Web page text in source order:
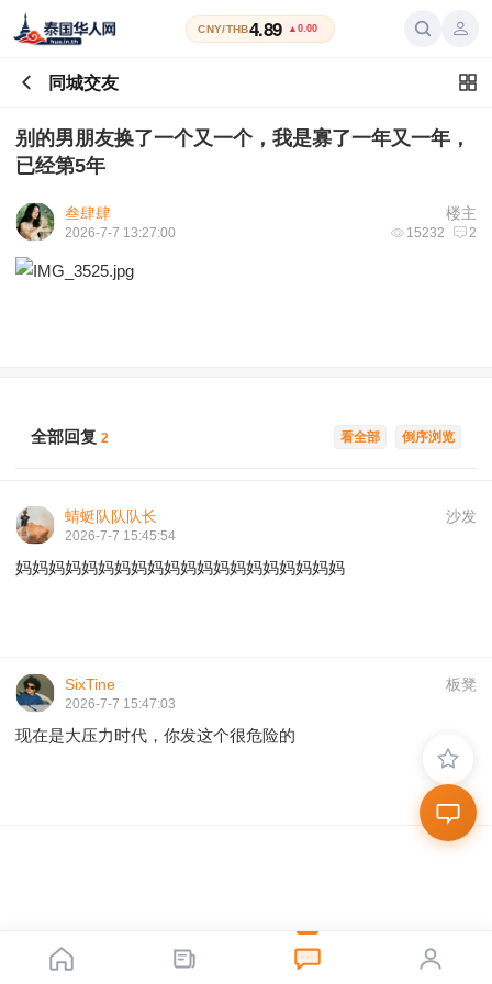
CNY/THB4.89 ▲0.00
同城交友
别的男朋友换了一个又一个，我是寡了一年又一年，
已经第5年
楼主
叁肆肆
15232 2
2026-7-7 13:27:00
倒序浏览
看全部
全部回复 2
沙发
蜻蜓队队队长
2026-7-7 15:45:54
妈妈妈妈妈妈妈妈妈妈妈妈妈妈妈妈妈妈妈妈
板凳
SixTine
2026-7-7 15:47:03
现在是大压力时代，你发这个很危险的